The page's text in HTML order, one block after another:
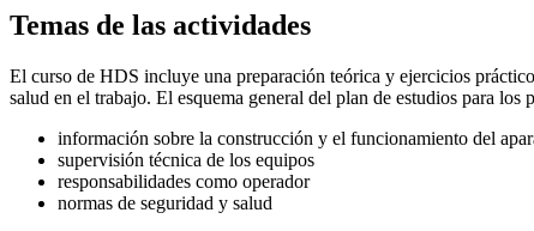
Temas de las actividades
El curso de HDS incluye una preparación teórica y ejercicios
salud en el trabajo. El esquema general del plan de estudios para
información sobre la construcción y el funcionamiento del
supervisión técnica de los equipos
responsabilidades como operador
normas de seguridad y salud